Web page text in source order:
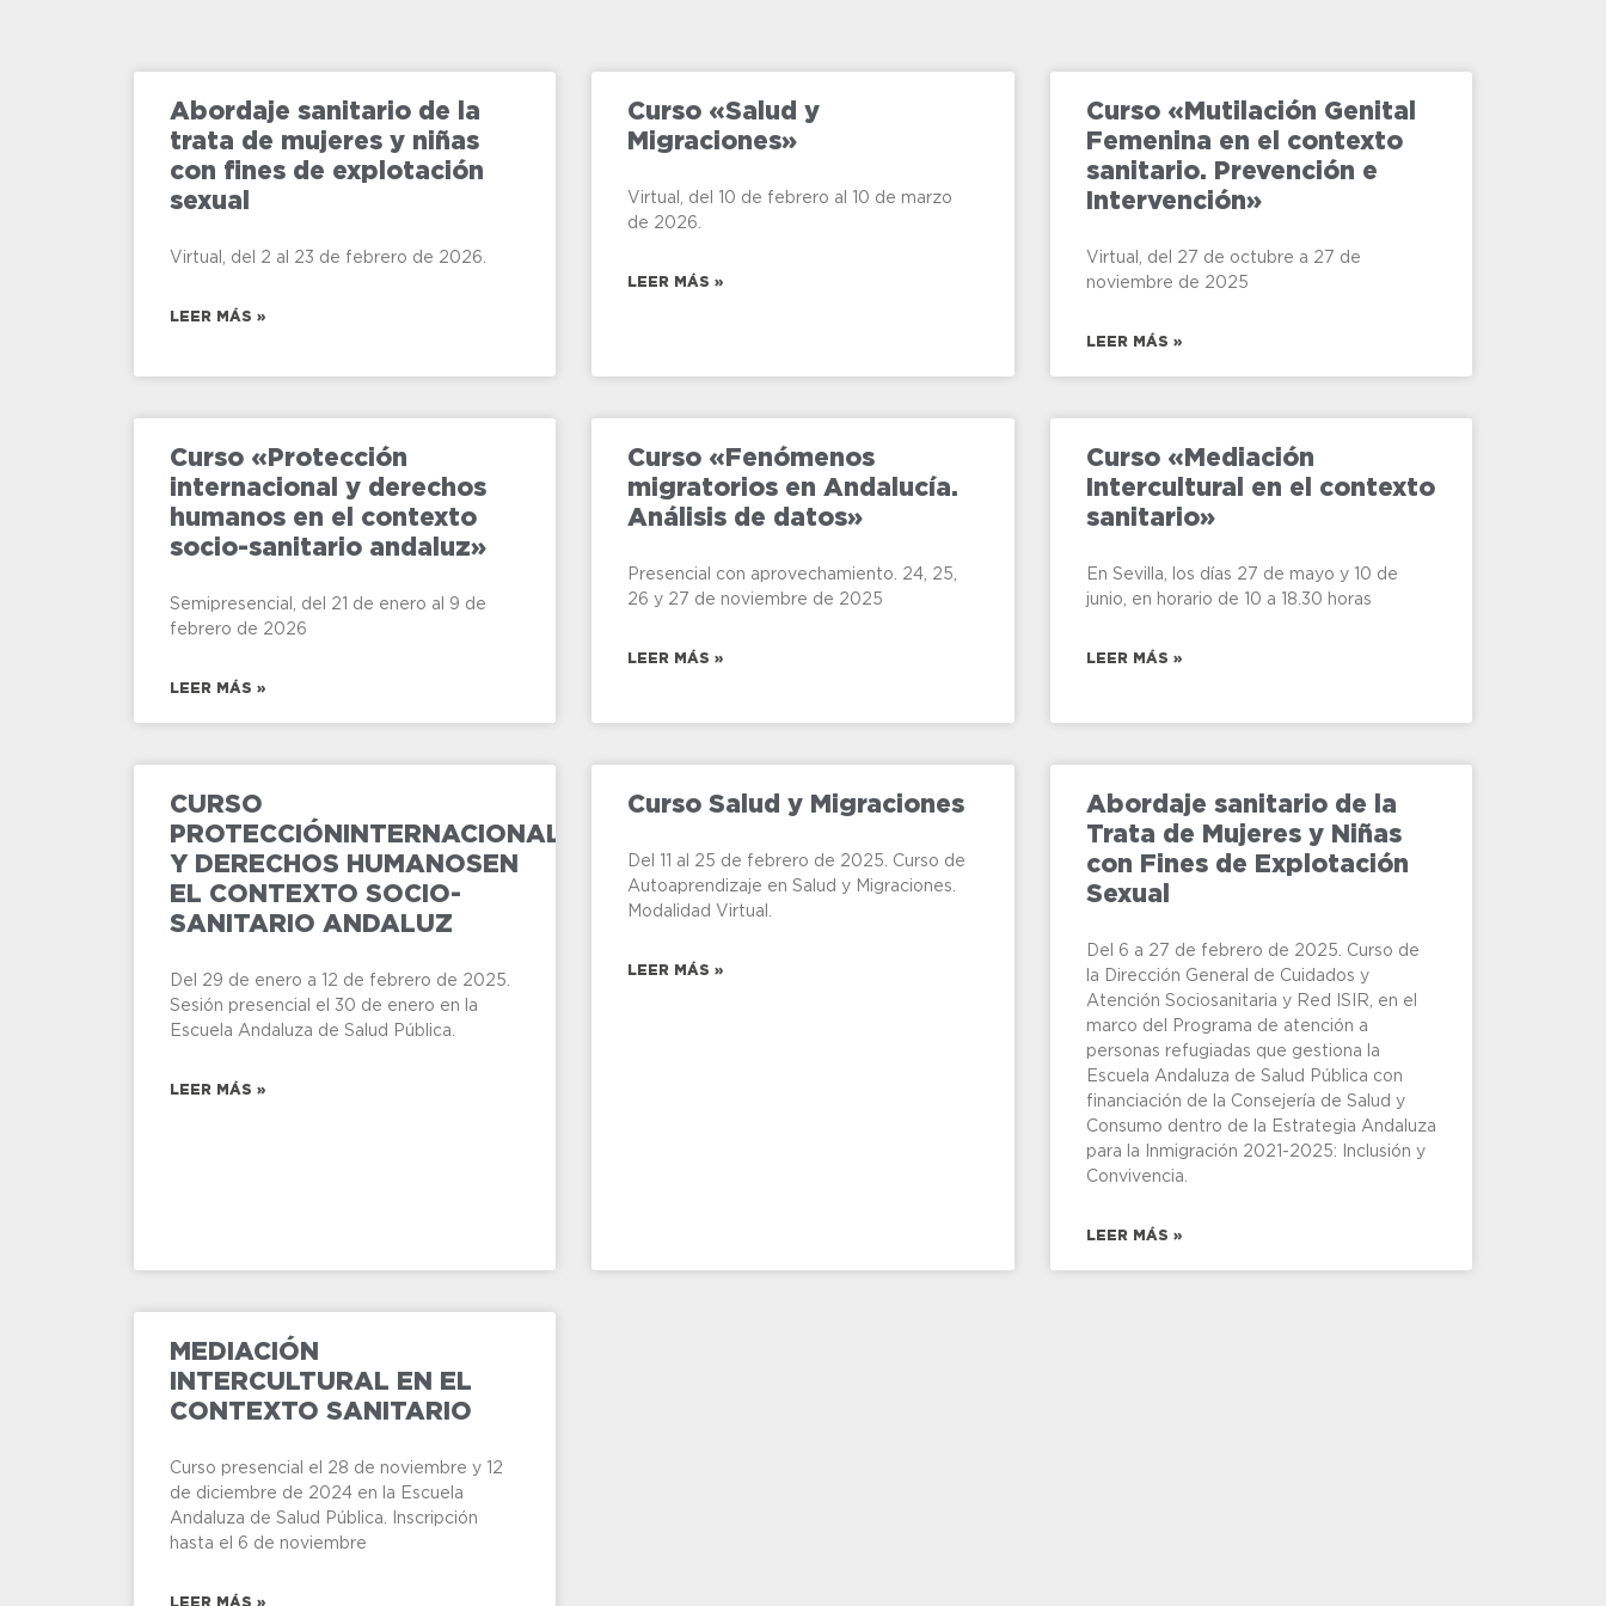
Abordaje sanitario de la
trata de mujeres y niñas
con fines de explotación
sexual
Virtual, del 2 al 23 de febrero de 2026.
LEER MÁS »
Curso «Salud y
Migraciones»
Virtual, del 10 de febrero al 10 de marzo
de 2026.
LEER MÁS »
Curso «Mutilación Genital
Femenina en el contexto
sanitario. Prevención e
Intervención»
Virtual, del 27 de octubre a 27 de
noviembre de 2025
LEER MÁS »
Curso «Protección
internacional y derechos
humanos en el contexto
socio-sanitario andaluz»
Semipresencial, del 21 de enero al 9 de
febrero de 2026
LEER MÁS »
Curso «Fenómenos
migratorios en Andalucía.
Análisis de datos»
Presencial con aprovechamiento. 24, 25,
26 y 27 de noviembre de 2025
LEER MÁS »
Curso «Mediación
Intercultural en el contexto
sanitario»
En Sevilla, los días 27 de mayo y 10 de
junio, en horario de 10 a 18.30 horas
LEER MÁS »
CURSO
PROTECCIÓNINTERNACIONAL
Y DERECHOS HUMANOSEN
EL CONTEXTO SOCIO-
SANITARIO ANDALUZ
Del 29 de enero a 12 de febrero de 2025.
Sesión presencial el 30 de enero en la
Escuela Andaluza de Salud Pública.
LEER MÁS »
Curso Salud y Migraciones
Del 11 al 25 de febrero de 2025. Curso de
Autoaprendizaje en Salud y Migraciones.
Modalidad Virtual.
LEER MÁS »
Abordaje sanitario de la
Trata de Mujeres y Niñas
con Fines de Explotación
Sexual
Del 6 a 27 de febrero de 2025. Curso de
la Dirección General de Cuidados y
Atención Sociosanitaria y Red ISIR, en el
marco del Programa de atención a
personas refugiadas que gestiona la
Escuela Andaluza de Salud Pública con
financiación de la Consejería de Salud y
Consumo dentro de la Estrategia Andaluza
para la Inmigración 2021-2025: Inclusión y
Convivencia.
LEER MÁS »
MEDIACIÓN
INTERCULTURAL EN EL
CONTEXTO SANITARIO
Curso presencial el 28 de noviembre y 12
de diciembre de 2024 en la Escuela
Andaluza de Salud Pública. Inscripción
hasta el 6 de noviembre
LEER MÁS »